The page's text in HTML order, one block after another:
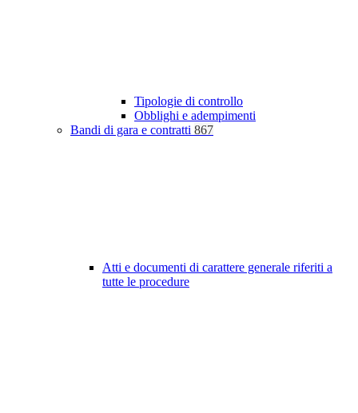
Tipologie di controllo
Obblighi e adempimenti
Bandi di gara e contratti 867
Atti e documenti di carattere generale riferiti a
tutte le procedure